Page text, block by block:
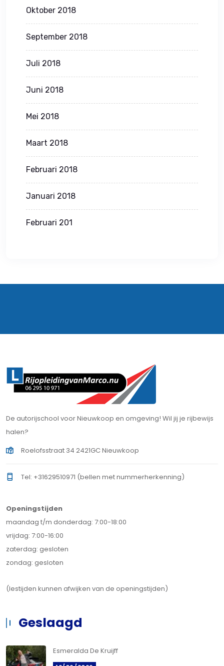
Oktober 2018
September 2018
Juli 2018
Juni 2018
Mei 2018
Maart 2018
Februari 2018
Januari 2018
Februari 201
De autorijschool voor Nieuwkoop en omgeving! Wil jij je rijbewijs
halen?
Roelofsstraat 34 2421GC Nieuwkoop
Tel: +31629510971 (bellen met nummerherkenning)
Openingstijden
maandag t/m donderdag: 7:00-18:00
vrijdag: 7:00-16:00
zaterdag: gesloten
zondag: gesloten
(lestijden kunnen afwijken van de openingstijden)
Geslaagd
Esmeralda De Kruijff